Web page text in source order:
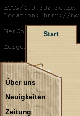
Start
Über uns
Neuigkeiten
Zeitung